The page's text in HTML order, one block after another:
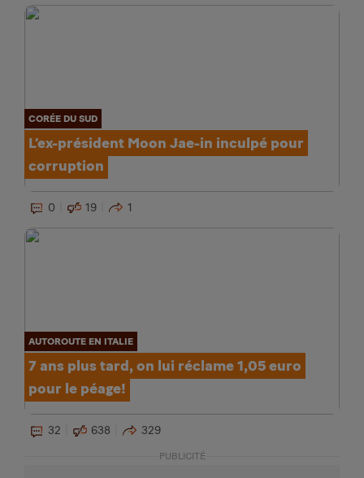
CORÉE DU SUD
L’ex-président Moon Jae-in inculpé pour
corruption
0 19 1
AUTOROUTE EN ITALIE
7 ans plus tard, on lui réclame 1,05 euro
pour le péage!
32 638 329
PUBLICITÉ